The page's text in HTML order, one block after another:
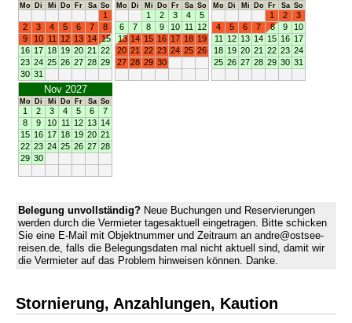
Mo Di Mi Do Fr Sa So
1
2
3 4 5 6 7
8
9
10 11 12 13 14 15
16 17 18 19 20 21 22
23 24 25 26 27 28 29
30 31
Mo Di Mi Do Fr Sa So
1 2 3 4
5
6
7 8 9 10 11
12
13 14 15 16 17 18 19
20 21 22 23 24 25 26
27 28 29 30
Mo Di Mi Do Fr Sa So
1 2
3
4
5 6 7 8 9
10
11
12 13 14 15 16 17
18 19 20 21 22 23 24
25 26 27 28 29 30 31
Nov 2027
Mo Di Mi Do Fr Sa So
1 2 3 4 5 6
7
8
9 10 11 12 13 14
15 16 17 18 19 20 21
22 23 24 25 26 27 28
29 30
Belegung unvollständig? Neue Buchungen und Reservierungen
werden durch die Vermieter tagesaktuell eingetragen. Bitte schicken
Sie eine E-Mail mit Objektnummer und Zeitraum an andre@ostsee-
reisen.de, falls die Belegungsdaten mal nicht aktuell sind, damit wir
die Vermieter auf das Problem hinweisen können. Danke.
Stornierung, Anzahlungen, Kaution